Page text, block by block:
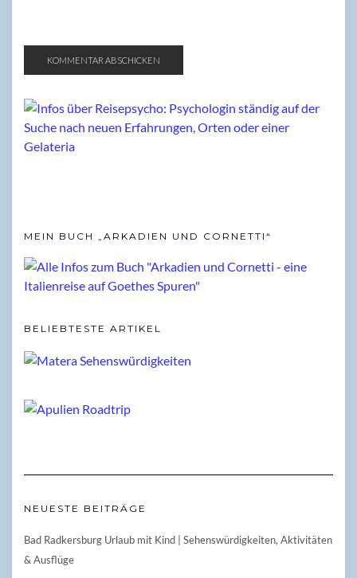
MEIN BUCH „ARKADIEN UND CORNETTI“
BELIEBTESTE ARTIKEL
NEUESTE BEITRÄGE
Bad Radkersburg Urlaub mit Kind | Sehenswürdigkeiten, Aktivitäten
& Ausflüge